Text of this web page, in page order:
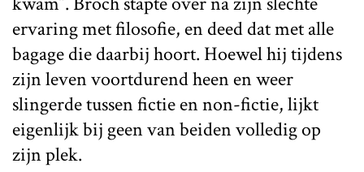
ervaring met filosofie, en deed dat met alle
bagage die daarbij hoort. Hoewel hij tijdens
zijn leven voortdurend heen en weer
slingerde tussen fictie en non-fictie, lijkt
eigenlijk bij geen van beiden volledig op
zijn plek.